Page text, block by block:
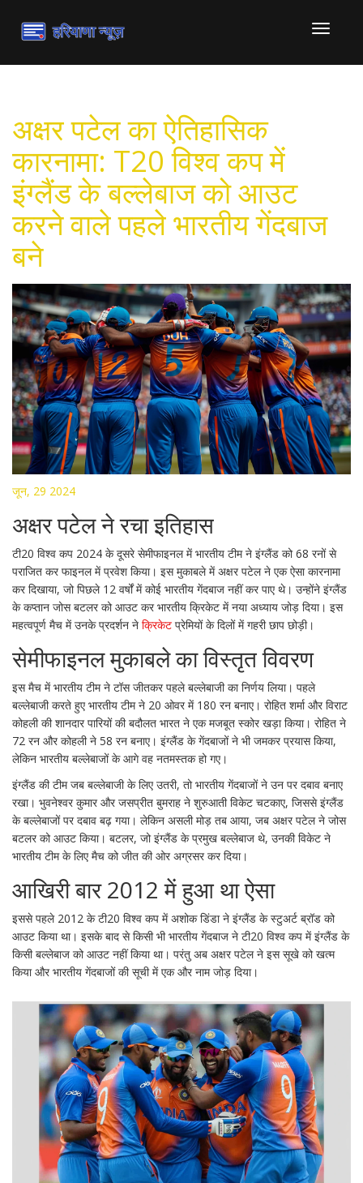
टॉगल
संचालित
अक्षर पटेल का ऐतिहासिक
कारनामा: T20 विश्व कप में
इंग्लैंड के बल्लेबाज को आउट
करने वाले पहले भारतीय गेंदबाज
बने
जून, 29 2024
अक्षर पटेल ने रचा इतिहास
टी20 विश्व कप 2024 के दूसरे सेमीफाइनल में भारतीय टीम ने इंग्लैंड को 68 रनों से
पराजित कर फाइनल में प्रवेश किया। इस मुकाबले में अक्षर पटेल ने एक ऐसा कारनामा
कर दिखाया, जो पिछले 12 वर्षों में कोई भारतीय गेंदबाज नहीं कर पाए थे। उन्होंने इंग्लैंड
के कप्तान जोस बटलर को आउट कर भारतीय क्रिकेट में नया अध्याय जोड़ दिया। इस
महत्वपूर्ण मैच में उनके प्रदर्शन ने क्रिकेट प्रेमियों के दिलों में गहरी छाप छोड़ी।
सेमीफाइनल मुकाबले का विस्तृत विवरण
इस मैच में भारतीय टीम ने टॉस जीतकर पहले बल्लेबाजी का निर्णय लिया। पहले
बल्लेबाजी करते हुए भारतीय टीम ने 20 ओवर में 180 रन बनाए। रोहित शर्मा और विराट
कोहली की शानदार पारियों की बदौलत भारत ने एक मजबूत स्कोर खड़ा किया। रोहित ने
72 रन और कोहली ने 58 रन बनाए। इंग्लैंड के गेंदबाजों ने भी जमकर प्रयास किया,
लेकिन भारतीय बल्लेबाजों के आगे वह नतमस्तक हो गए।
इंग्लैंड की टीम जब बल्लेबाजी के लिए उतरी, तो भारतीय गेंदबाजों ने उन पर दबाव बनाए
रखा। भुवनेश्वर कुमार और जसप्रीत बुमराह ने शुरुआती विकेट चटकाए, जिससे इंग्लैंड
के बल्लेबाजों पर दबाव बढ़ गया। लेकिन असली मोड़ तब आया, जब अक्षर पटेल ने जोस
बटलर को आउट किया। बटलर, जो इंग्लैंड के प्रमुख बल्लेबाज थे, उनकी विकेट ने
भारतीय टीम के लिए मैच को जीत की ओर अग्रसर कर दिया।
आखिरी बार 2012 में हुआ था ऐसा
इससे पहले 2012 के टी20 विश्व कप में अशोक डिंडा ने इंग्लैंड के स्टुअर्ट ब्रॉड को
आउट किया था। इसके बाद से किसी भी भारतीय गेंदबाज ने टी20 विश्व कप में इंग्लैंड के
किसी बल्लेबाज को आउट नहीं किया था। परंतु अब अक्षर पटेल ने इस सूखे को खत्म
किया और भारतीय गेंदबाजों की सूची में एक और नाम जोड़ दिया।